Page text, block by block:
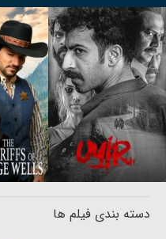
دسته بندی فیلم ها